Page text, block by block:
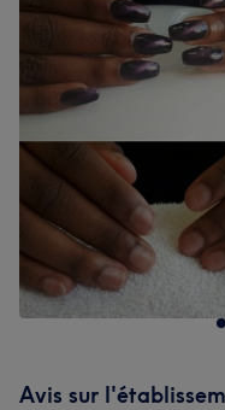
Avis sur